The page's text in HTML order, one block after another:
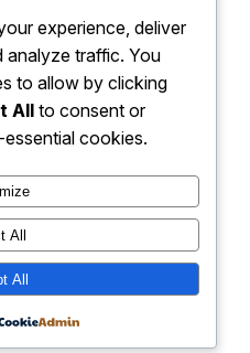
perhatian
Keputusan ini
kehati-hatian
menjaga
stabilitas harga
tersebut…
Instagram
X
experience, deliver
analyze traffic. You
to allow by clicking
Allto consent or
cookies.
All
All